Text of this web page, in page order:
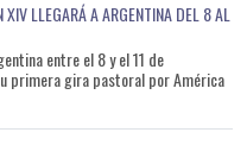
LLEGARÁ A ARGENTINA DEL 8 AL
entre el 8 y el 11 de
primera gira pastoral por América